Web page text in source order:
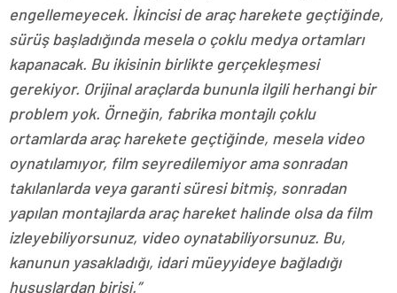
engellemeyecek. İkincisi de araç harekete geçtiğinde,
sürüş başladığında mesela o çoklu medya ortamları
kapanacak. Bu ikisinin birlikte gerçekleşmesi
gerekiyor. Orijinal araçlarda bununla ilgili herhangi bir
problem yok. Örneğin, fabrika montajlı çoklu
ortamlarda araç harekete geçtiğinde, mesela video
oynatılamıyor, film seyredilemiyor ama sonradan
takılanlarda veya garanti süresi bitmiş, sonradan
yapılan montajlarda araç hareket halinde olsa da film
izleyebiliyorsunuz, video oynatabiliyorsunuz. Bu,
kanunun yasakladığı, idari müeyyideye bağladığı
hususlardan birisi.”